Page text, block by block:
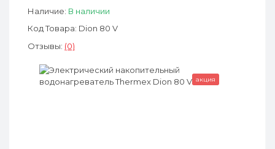
Наличие: В наличии
Код Товара: Dion 80 V
Отзывы: (0)
акция